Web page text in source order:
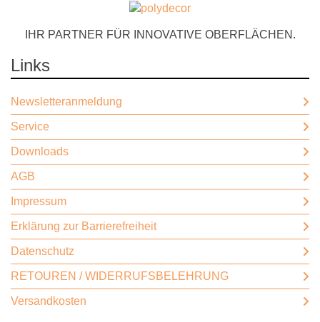
IHR PARTNER FÜR INNOVATIVE OBERFLÄCHEN.
Links
Newsletteranmeldung
Service
Downloads
AGB
Impressum
Erklärung zur Barrierefreiheit
Datenschutz
RETOUREN / WIDERRUFSBELEHRUNG
Versandkosten